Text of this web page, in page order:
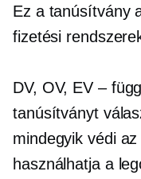
Ez a tanúsítvány
fizetési
DV, OV, EV –
tanúsítványt
mindegyik védi
használhatja a